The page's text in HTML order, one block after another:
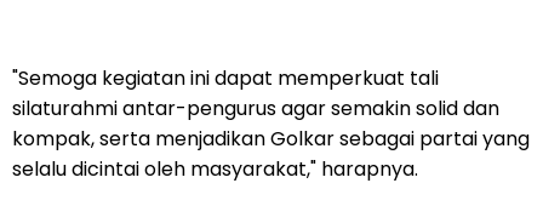
"Semoga kegiatan ini dapat memperkuat tali
silaturahmi antar-pengurus agar semakin solid dan
kompak, serta menjadikan Golkar sebagai partai yang
selalu dicintai oleh masyarakat," harapnya.